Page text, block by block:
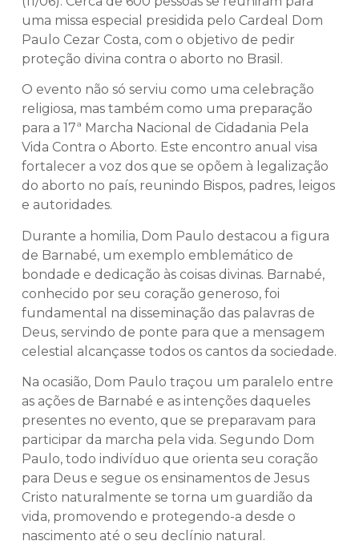
uma missa especial presidida pelo Cardeal Dom
Paulo Cezar Costa, com o objetivo de pedir
proteção divina contra o aborto no Brasil.
O evento não só serviu como uma celebração
religiosa, mas também como uma preparação
para a 17ª Marcha Nacional de Cidadania Pela
Vida Contra o Aborto. Este encontro anual visa
fortalecer a voz dos que se opõem à legalização
do aborto no país, reunindo Bispos, padres, leigos
e autoridades.
Durante a homilia, Dom Paulo destacou a figura
de Barnabé, um exemplo emblemático de
bondade e dedicação às coisas divinas. Barnabé,
conhecido por seu coração generoso, foi
fundamental na disseminação das palavras de
Deus, servindo de ponte para que a mensagem
celestial alcançasse todos os cantos da sociedade.
Na ocasião, Dom Paulo traçou um paralelo entre
as ações de Barnabé e as intenções daqueles
presentes no evento, que se preparavam para
participar da marcha pela vida. Segundo Dom
Paulo, todo indivíduo que orienta seu coração
para Deus e segue os ensinamentos de Jesus
Cristo naturalmente se torna um guardião da
vida, promovendo e protegendo-a desde o
nascimento até o seu declínio natural.